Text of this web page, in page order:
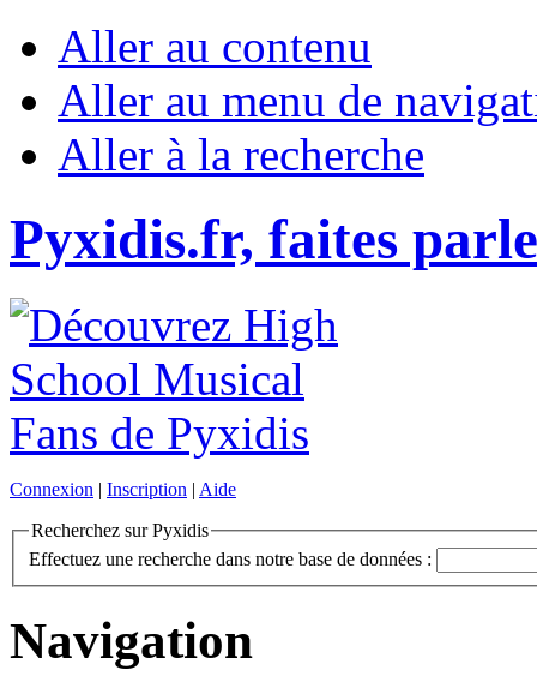
Aller au contenu
Aller au menu de
Aller à la recherche
Pyxidis.fr, faites
Connexion | Inscription | Aide
Recherchez sur Pyxidis
Effectuez une recherche dans notre base de données :
Navigation